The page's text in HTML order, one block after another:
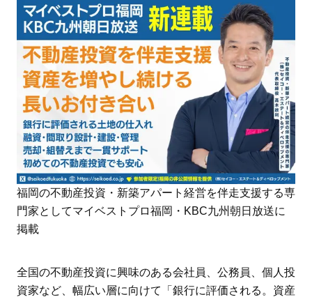
福岡の不動産投資・新築アパート経営を伴走支援する専
門家としてマイベストプロ福岡・KBC九州朝日放送に
掲載
全国の不動産投資に興味のある会社員、公務員、個人投
資家など、幅広い層に向けて「銀行に評価される。資産